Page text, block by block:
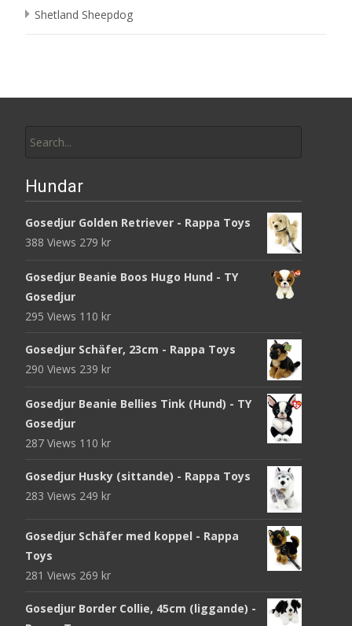
Shetland Sheepdog
for:
Hundar
Gosedjur Golden Retriever - Rappa Toys
388 Views 279 kr
Gosedjur Beanie Boos Hugo Hund - TY
Gosedjur
295 Views 110 kr
Gosedjur Schäfer, 23cm - Rappa Toys
290 Views 239 kr
Gosedjur Beanie Bellies Tink (Hund) - TY
Gosedjur
287 Views 110 kr
Gosedjur Husky (sittande) - Rappa Toys
283 Views 249 kr
Gosedjur Schäfer med koppel - Rappa
Toys
281 Views 269 kr
Gosedjur Border Collie, 45cm (liggande) -